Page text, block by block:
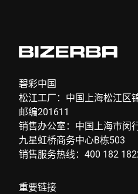
碧彩中国
松江工厂：中国上海松江区
邮编201611
销售办公室：中国上海市闵
九星虹桥商务中心B栋503
销售服务热线：400 182
重要链接